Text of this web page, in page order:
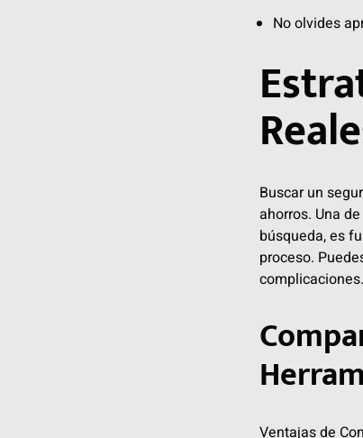
No olvides
Buscar un
ahorros. Una
búsqueda, es
proceso.
complicaciones.
Ventajas de